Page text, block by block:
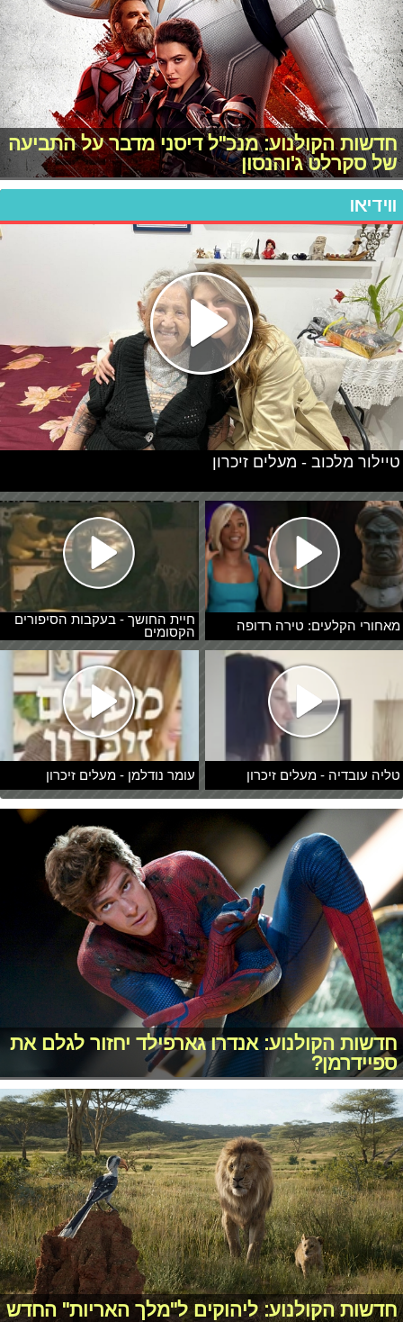
חדשות הקולנוע: מנכ"ל דיסני מדבר על התביעה
של סקרלט ג'והנסון
ווידיאו
מאחורי הקלעים: טירה רדופה
חיית החושך - בעקבות הסיפורים
הקסומים
טליה עובדיה - מעלים זיכרון עומר נודלמן - מעלים זיכרון
טיילור מלכוב - מעלים זיכרון
חדשות הקולנוע: אנדרו גארפילד יחזור לגלם את
ספיידרמן?
חדשות הקולנוע: ליהוקים ל"מלך האריות" החדש